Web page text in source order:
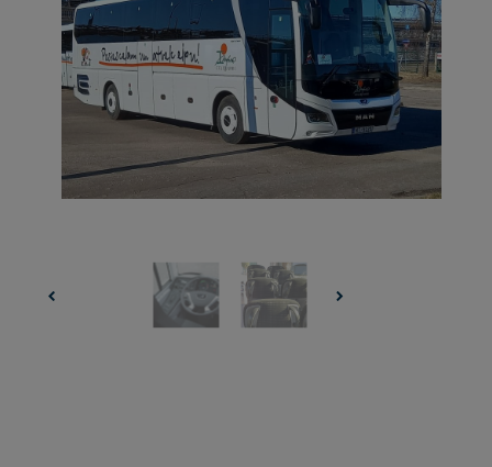
UZŅEMOŠAIS TŪRISMS
IMPRO KONKURSI
PIRMSLĪGUMA INFORMĀCIJA, KLIENTA LĪGUMS,
CEĻOJUMU APDROŠINĀŠANA
ATSAUKSMES PAR CEĻOJUMU
PIEMIŅAS ISTABA